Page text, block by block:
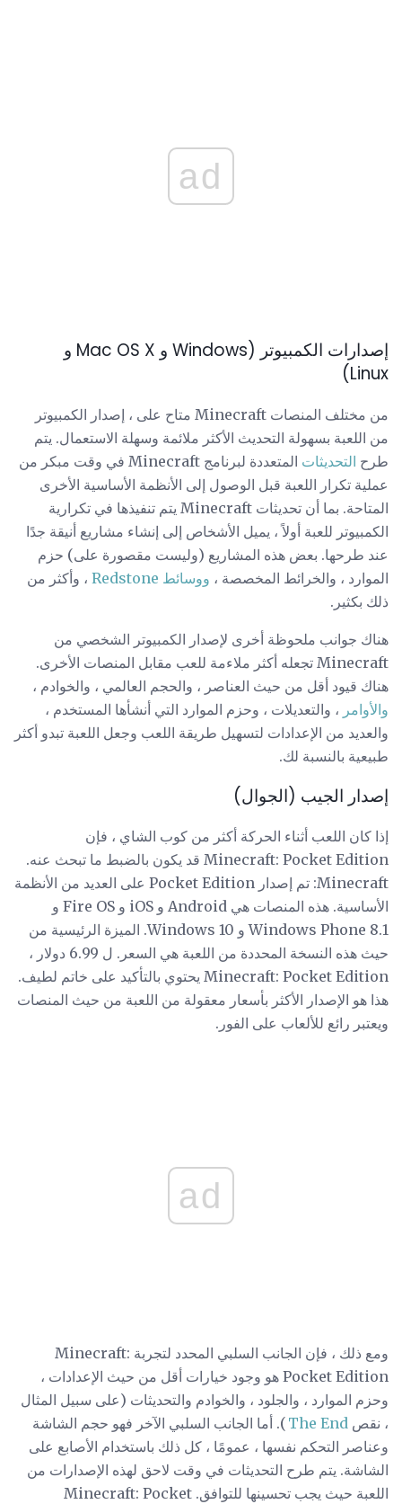
ad
إصدارات الكمبيوتر (Windows و Mac OS X و
Linux)
من مختلف المنصات Minecraft متاح على ، إصدار الكمبيوتر
من اللعبة بسهولة التحديث الأكثر ملائمة وسهلة الاستعمال. يتم
طرح التحديثات
المتعددة لبرنامج Minecraft في وقت مبكر من
عملية تكرار اللعبة قبل الوصول إلى الأنظمة الأساسية الأخرى
المتاحة. بما أن تحديثات Minecraft يتم تنفيذها في تكرارية
الكمبيوتر للعبة أولاً ، يميل الأشخاص إلى إنشاء مشاريع أنيقة جدًا
عند طرحها. بعض هذه المشاريع (وليست مقصورة على) حزم
الموارد ، والخرائط المخصصة ، ووسائط Redstone
، وأكثر من
ذلك بكثير.
هناك جوانب ملحوظة أخرى لإصدار الكمبيوتر الشخصي من
Minecraft تجعله أكثر ملاءمة للعب مقابل المنصات الأخرى.
هناك قيود أقل من حيث العناصر ، والحجم العالمي ، والخوادم ،
والأوامر ، والتعديلات ، وحزم الموارد التي أنشأها المستخدم ،
والعديد من الإعدادات لتسهيل طريقة اللعب وجعل اللعبة تبدو أكثر
طبيعية بالنسبة لك.
إصدار الجيب (الجوال)
إذا كان اللعب أثناء الحركة أكثر من كوب الشاي ، فإن
Minecraft: Pocket Edition قد يكون بالضبط ما تبحث عنه.
Minecraft: تم إصدار Pocket Edition على العديد من الأنظمة
الأساسية. هذه المنصات هي Android و iOS و Fire OS و
Windows Phone 8.1 و Windows 10. الميزة الرئيسية من
حيث هذه النسخة المحددة من اللعبة هي السعر. ل 6.99 دولار ،
Minecraft: Pocket Edition يحتوي بالتأكيد على خاتم لطيف.
هذا هو الإصدار الأكثر بأسعار معقولة من اللعبة من حيث المنصات
ويعتبر رائع للألعاب على الفور.
ad
ومع ذلك ، فإن الجانب السلبي المحدد لتجربة Minecraft:
Pocket Edition هو وجود خيارات أقل من حيث الإعدادات ،
وحزم الموارد ، والجلود ، والخوادم والتحديثات (على سبيل المثال
، نقص The End ). أما الجانب السلبي الآخر فهو حجم الشاشة
وعناصر التحكم نفسها ، عمومًا ، كل ذلك باستخدام الأصابع على
الشاشة. يتم طرح التحديثات في وقت لاحق لهذه الإصدارات من
اللعبة حيث يجب تحسينها للتوافق. Minecraft: Pocket